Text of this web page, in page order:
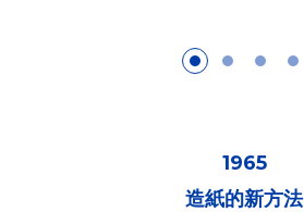
1965
造紙的新方法